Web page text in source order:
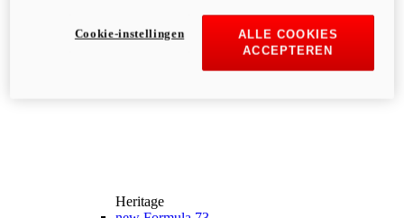
Heritage
ALLE COOKIES
ACCEPTEREN
Cookie-instellingen